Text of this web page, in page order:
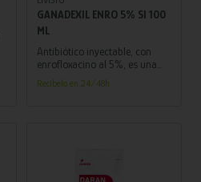
GANADEXIL ENRO 5% SI 100
ML
Antibiótico inyectable, con
enrofloxacino al 5%, es una
solución confiable para
combatir infecciones en
Recíbelo en 24/48h